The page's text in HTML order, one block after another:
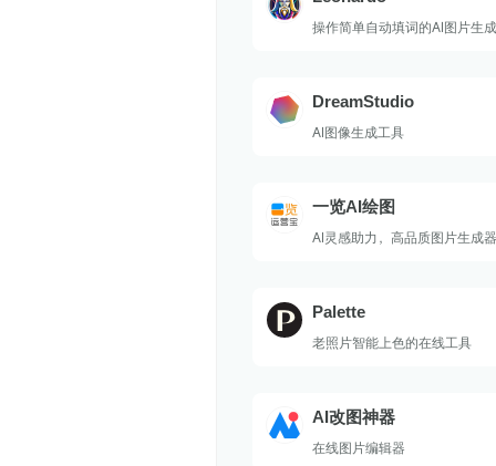
操作简单自动填词的AI图片生
DreamStudio
AI图像生成工具
一览AI绘图
AI灵感助力，高品质图片生成器
Palette
老照片智能上色的在线工具
AI改图神器
在线图片编辑器